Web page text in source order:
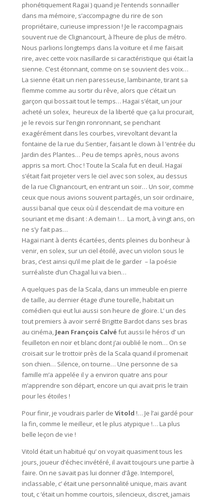
phonétiquement Ragaï ) quand je l’entends sonnailler
dans ma mémoire, s’accompagne du rire de son
propriétaire, curieuse impression ! Je le raccompagnais
souvent rue de Clignancourt, à l’heure de plus de métro.
Nous parlions longtemps dans la voiture et il me faisait
rire, avec cette voix nasillarde si caractéristique qui était la
sienne. C’est étonnant, comme on se souvient des voix…
La sienne était un rien paresseuse, lambinante, tirant sa
flemme comme au sortir du rêve, alors que c’était un
garçon qui bossait tout le temps… Hagaï s’était, un jour
acheté un solex, heureux de la liberté que ça lui procurait,
je le revois sur l’engin ronronnant, se penchant
exagérément dans les courbes, virevoltant devant la
fontaine de la rue du Sentier, faisant le clown à l ‘entrée du
Jardin des Plantes… Peu de temps après, nous avons
appris sa mort. Choc ! Toute la Scala fut en deuil. Hagaï
s’était fait projeter vers le ciel avec son solex, au dessus
de la rue Clignancourt, en entrant un soir… Un soir, comme
ceux que nous avions souvent partagés, un soir ordinaire,
aussi banal que ceux où il descendait de ma voiture en
souriant et me disant : A demain !… La mort, à vingt ans, on
ne s’y fait pas…
Hagaï riant à dents écartées, dents pleines du bonheur à
venir, en solex, sur un ciel étoilé, avec un violon sous le
bras, c’est ainsi qu’il me plait de le garder – la poésie
surréaliste d’un Chagal lui va bien…
A quelques pas de la Scala, dans un immeuble en pierre
de taille, au dernier étage d’une tourelle, habitait un
comédien qui eut lui aussi son heure de gloire. L’ un des
tout premiers à avoir serré Brigitte Bardot dans ses bras
au cinéma, Jean François Calvéfut aussi le héros d’ un
feuilleton en noir et blanc dont j’ai oublié le nom… On se
croisait sur le trottoir près de la Scala quand il promenait
son chien… Silence, on tourne… Une personne de sa
famille m’a appelée il y a environ quatre ans pour
m’apprendre son départ, encore un qui avait pris le train
pour les étoiles !
Pour finir, je voudrais parler de Vitold !… Je l’ai gardé pour
la fin, comme le meilleur, et le plus atypique !… La plus
belle leçon de vie !
Vitold était un habitué qu’ on voyait quasiment tous les
jours, joueur d’échec invétéré, il avait toujours une partie à
faire. On ne savait pas lui donner d’âge. Intemporel,
inclassable, c’ était une personnalité unique, mais avant
tout, c ‘était un homme courtois, silencieux, discret, jamais